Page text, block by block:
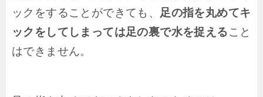
ックをすることができても、 足の指を丸めてキ
ックをしてしまっては足の裏で水を捉えること
はできません。